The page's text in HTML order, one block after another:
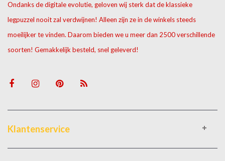
Ondanks de digitale evolutie, geloven wij sterk dat de klassieke
legpuzzel nooit zal verdwijnen! Alleen zijn ze in de winkels steeds
moeilijker te vinden. Daarom bieden we u meer dan 2500 verschillende
soorten! Gemakkelijk besteld, snel geleverd!
Klantenservice